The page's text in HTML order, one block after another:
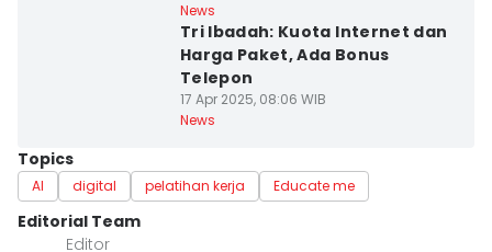
News
Tri Ibadah: Kuota Internet dan
Harga Paket, Ada Bonus
Telepon
17 Apr 2025, 08:06 WIB
News
Topics
AI digital pelatihan kerja Educate me
Editorial Team
Editor